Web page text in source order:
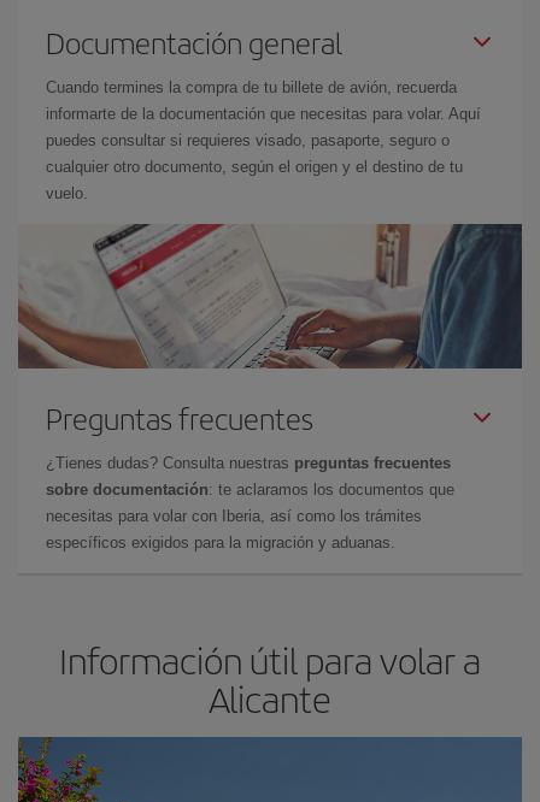
Documentación general
Cuando termines la compra de tu billete de avión, recuerda
informarte de la documentación que necesitas para volar. Aquí
puedes consultar si requieres visado, pasaporte, seguro o
cualquier otro documento, según el origen y el destino de tu
vuelo.
Preguntas frecuentes
¿Tienes dudas? Consulta nuestras preguntas frecuentes
sobre documentación: te aclaramos los documentos que
necesitas para volar con Iberia, así como los trámites
específicos exigidos para la migración y aduanas.
Información útil para volar a
Alicante